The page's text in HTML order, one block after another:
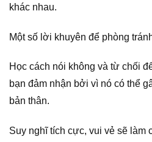
khác nhau.
Một số lời khuyên để phòng
Học cách nói không và từ chối
bạn đảm nhận bởi vì nó có thể
bản thân.
Suy nghĩ tích cực, vui vẻ sẽ làm